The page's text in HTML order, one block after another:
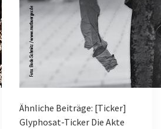
Ähnliche Beiträge: [Ticker]
Glyphosat-Ticker Die Akte